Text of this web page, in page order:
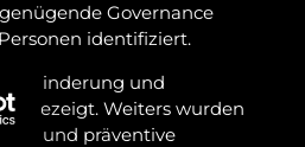
Governance
identifiziert.
und
Weiters wurden
und präventive